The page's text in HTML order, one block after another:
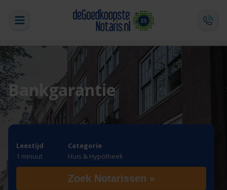
Bankgarantie
Leestijd
1 minuut
Categorie
Huis & Hypotheek
Zoek Notarissen »